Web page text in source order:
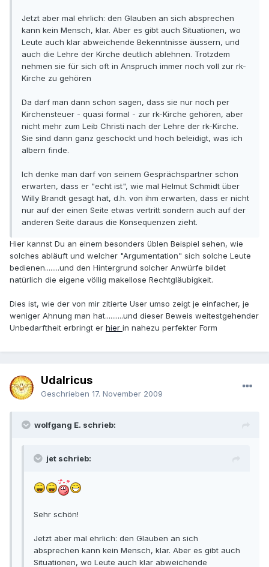
Jetzt aber mal ehrlich: den Glauben an sich absprechen
kann kein Mensch, klar. Aber es gibt auch Situationen, wo
Leute auch klar abweichende Bekenntnisse äussern, und
auch die Lehre der Kirche deutlich ablehnen. Trotzdem
nehmen sie für sich oft in Anspruch immer noch voll zur rk-
Kirche zu gehören
Da darf man dann schon sagen, dass sie nur noch per
Kirchensteuer - quasi formal - zur rk-Kirche gehören, aber
nicht mehr zum Leib Christi nach der Lehre der rk-Kirche.
Sie sind dann ganz geschockt und hoch beleidigt, was ich
albern finde.
Ich denke man darf von seinem Gesprächspartner schon
erwarten, dass er "echt ist", wie mal Helmut Schmidt über
Willy Brandt gesagt hat, d.h. von ihm erwarten, dass er nicht
nur auf der einen Seite etwas vertritt sondern auch auf der
anderen Seite daraus die Konsequenzen zieht.
Hier kannst Du an einem besonders üblen Beispiel sehen, wie
solches abläuft und welcher "Argumentation" sich solche Leute
bedienen........und den Hintergrund solcher Anwürfe bildet
natürlich die eigene völlig makellose Rechtgläubigkeit.
Dies ist, wie der von mir zitierte User umso zeigt je einfacher, je
weniger Ahnung man hat..........und dieser Beweis weitestgehender
Unbedarftheit erbringt er hier in nahezu perfekter Form
Udalricus
Geschrieben 17. November 2009
wolfgang E. schrieb:
jet schrieb:
Sehr schön!
Jetzt aber mal ehrlich: den Glauben an sich
absprechen kann kein Mensch, klar. Aber es gibt auch
Situationen, wo Leute auch klar abweichende